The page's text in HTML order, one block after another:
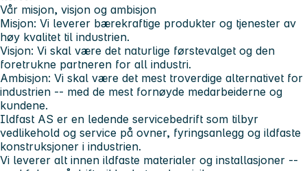
Vår misjon, visjon og ambisjon
Misjon: Vi leverer bærekraftige produkter og tjenester av
høy kvalitet til industrien.
Visjon: Vi skal være det naturlige førstevalget og den
foretrukne partneren for all industri.
Ambisjon: Vi skal være det mest troverdige alternativet for
industrien -- med de mest fornøyde medarbeiderne og
kundene.
Ildfast AS er en ledende servicebedrift som tilbyr
vedlikehold og service på ovner, fyringsanlegg og ildfaste
konstruksjoner i industrien.
Vi leverer alt innen ildfaste materialer og installasjoner --